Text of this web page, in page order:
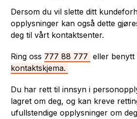
Dersom du vil slette ditt
opplysninger kan også dette
deg til vårt kontaktsenter.
Ring oss 777 88 777 eller benytt
kontaktskjema.
Du har rett til innsyn i
lagret om deg, og kan kreve
ufullstendige opplysninger om